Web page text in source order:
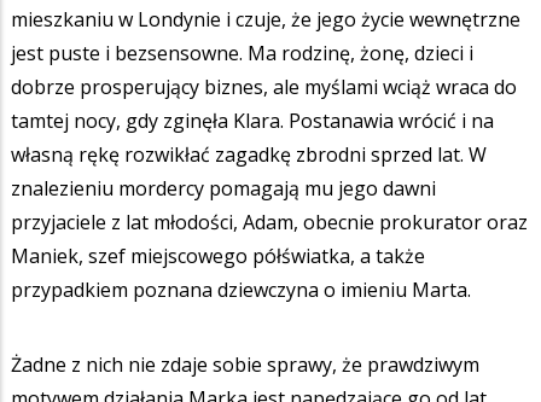
mieszkaniu w Londynie i czuje, że jego życie wewnętrzne
jest puste i bezsensowne. Ma rodzinę, żonę, dzieci i
dobrze prosperujący biznes, ale myślami wciąż wraca do
tamtej nocy, gdy zginęła Klara. Postanawia wrócić i na
własną rękę rozwikłać zagadkę zbrodni sprzed lat. W
znalezieniu mordercy pomagają mu jego dawni
przyjaciele z lat młodości, Adam, obecnie prokurator oraz
Maniek, szef miejscowego półświatka, a także
przypadkiem poznana dziewczyna o imieniu Marta.
Żadne z nich nie zdaje sobie sprawy, że prawdziwym